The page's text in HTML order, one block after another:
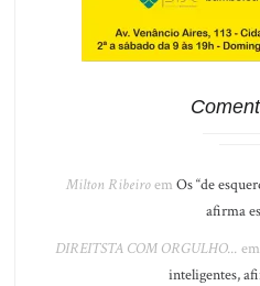
Milton Ribeiroem Os “de
afirma
DIREITSTA COM ORGULHO... em
inteligentes,